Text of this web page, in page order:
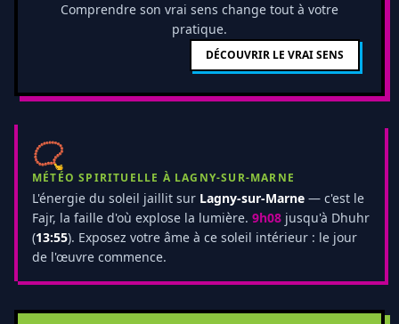
Comprendre son vrai sens change tout à votre
pratique.
DÉCOUVRIR LE VRAI SENS
📿
MÉTÉO SPIRITUELLE À LAGNY-SUR-MARNE
L'énergie du soleil jaillit sur Lagny-sur-Marne — c'est le
Fajr, la faille d'où explose la lumière. 9h08 jusqu'à Dhuhr
(13:55). Exposez votre âme à ce soleil intérieur : le jour
de l'œuvre commence.